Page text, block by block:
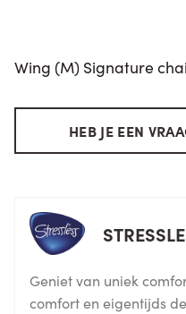
Wing (M) Signature
HEB JE EEN
Geniet van uniek
comfort en eigentijds